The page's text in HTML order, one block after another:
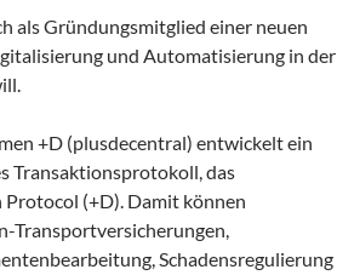
als Gründungsmitglied einer neuen
und Automatisierung in der
+D (plusdecentral) entwickelt ein
Transaktionsprotokoll, das
(+D). Damit können
Transportversicherungen,
Schadensregulierung